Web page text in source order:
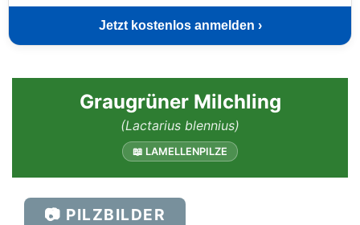
Jetzt kostenlos anmelden ›
Graugrüner Milchling
(Lactarius blennius)
📖 LAMELLENPILZE
📷 PILZBILDER